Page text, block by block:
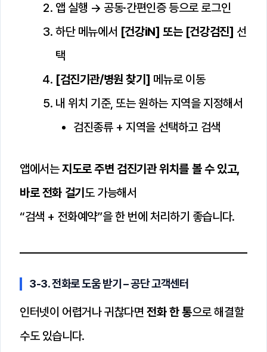
앱 실행 → 공동·간편인증 등으로 로그인
하단 메뉴에서 [건강iN] 또는 [건강검진] 선
택
[검진기관/병원 찾기] 메뉴로 이동
내 위치 기준, 또는 원하는 지역을 지정해서
검진종류 + 지역을 선택하고 검색
앱에서는지도로 주변 검진기관 위치를 볼 수 있고,
바로 전화 걸기 도 가능해서
“검색 + 전화예약”을 한 번에 처리하기 좋습니다.
3-3. 전화로 도움 받기 – 공단 고객센터
인터넷이 어렵거나 귀찮다면 전화 한 통으로 해결할
수도 있습니다.